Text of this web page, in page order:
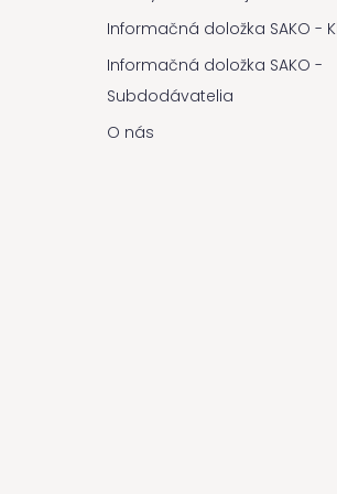
Informačná doložka SAKO -
Informačná doložka SAKO -
Subdodávatelia
O nás